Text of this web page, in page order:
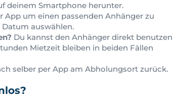
deinem Smartphone herunter.
App um einen passenden Anhänger zu
auswählen.
Du kannst den Anhänger direkt benutzen
Mietzeit bleiben in beiden Fällen
selber per App am Abholungsort zurück.